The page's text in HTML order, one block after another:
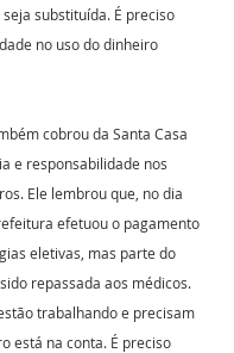
substituída. É preciso
no uso do dinheiro
cobrou da Santa Casa
e responsabilidade nos
Ele lembrou que, no dia
efetuou o pagamento
eletivas, mas parte do
repassada aos médicos.
trabalhando e precisam
está na conta. É preciso